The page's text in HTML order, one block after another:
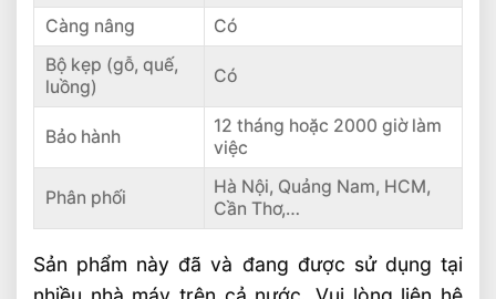
Càng nâng
Có
Bộ kẹp (gỗ, quế,
luồng)
Có
Bảo hành
12 tháng hoặc 2000 giờ làm
việc
Phân phối
Hà Nội, Quảng Nam, HCM,
Cần Thơ,…
Sản phẩm này đã và đang được sử dụng tại